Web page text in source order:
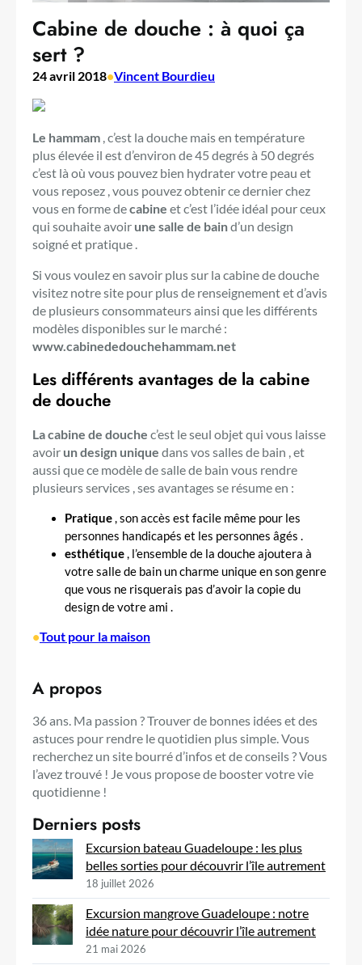
Cabine de douche : à quoi ça
sert ?
24 avril 2018•Vincent Bourdieu
Le hammam , c’est la douche mais en température
plus élevée il est d’environ de 45 degrés à 50 degrés
c’est là où vous pouvez bien hydrater votre peau et
vous reposez , vous pouvez obtenir ce dernier chez
vous en forme decabine et c’est l’idée idéal pour ceux
qui souhaite avoir une salle de baind’un design
soigné et pratique .
Si vous voulez en savoir plus sur la cabine de douche
visitez notre site pour plus de renseignement et d’avis
de plusieurs consommateurs ainsi que les différents
modèles disponibles sur le marché :
www.cabinededouchehammam.net
Les différents avantages de la cabine
de douche
La cabine de douche c’est le seul objet qui vous laisse
avoir un design unique dans vos salles de bain , et
aussi que ce modèle de salle de bain vous rendre
plusieurs services , ses avantages se résume en :
Pratique, son accès est facile même pour les
personnes handicapés et les personnes âgés .
esthétique, l’ensemble de la douche ajoutera à
votre salle de bain un charme unique en son genre
que vous ne risquerais pas d’avoir la copie du
design de votre ami .
•Tout pour la maison
A propos
36 ans. Ma passion ? Trouver de bonnes idées et des
astuces pour rendre le quotidien plus simple. Vous
recherchez un site bourré d’infos et de conseils ? Vous
l’avez trouvé ! Je vous propose de booster votre vie
quotidienne !
Derniers posts
Excursion bateau Guadeloupe : les plus
belles sorties pour découvrir l’île autrement
18 juillet 2026
Excursion mangrove Guadeloupe : notre
idée nature pour découvrir l’île autrement
21 mai 2026